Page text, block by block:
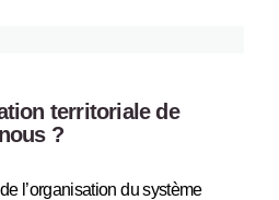
territoriale de
?
l’organisation du système